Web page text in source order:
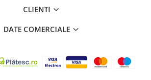
CLIENTI
DATE COMERCIALE